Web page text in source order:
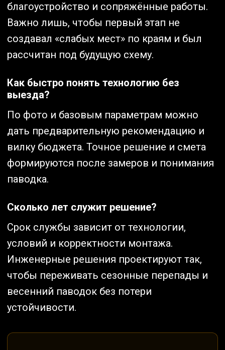
благоустройство и сопряжённые работы.
Важно лишь, чтобы первый этап не
создавал «слабых мест» по краям и был
рассчитан под будущую схему.
Как быстро понять технологию без
выезда?
По фото и базовым параметрам можно
дать предварительную рекомендацию и
вилку бюджета. Точное решение и смета
формируются после замеров и понимания
паводка.
Сколько лет служит решение?
Срок службы зависит от технологии,
условий и корректности монтажа.
Инженерные решения проектируют так,
чтобы переживать сезонные перепады и
весенний паводок без потери
устойчивости.